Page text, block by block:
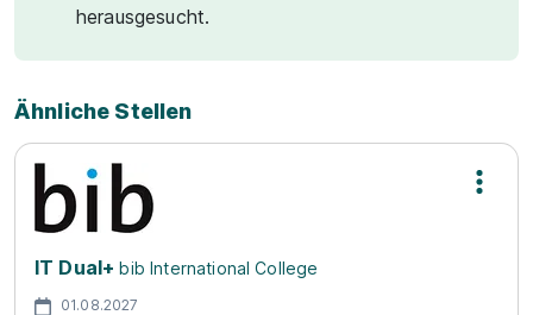
herausgesucht.
Ähnliche Stellen
IT Dual+ bib International College
01.08.2027